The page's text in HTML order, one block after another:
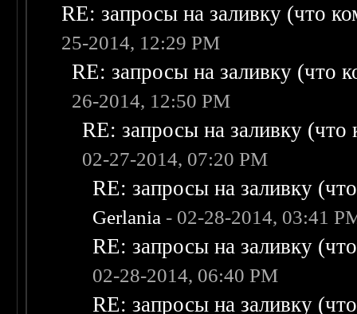
RE: запросы на заливку (что
25-2014, 12:29 PM
RE: запросы на заливку (что
26-2014, 12:50 PM
RE: запросы на заливку
02-27-2014, 07:20 PM
RE: запросы на заливку
Gerlania - 02-28-2014, 03:41
RE: запросы на заливку
02-28-2014, 06:40 PM
RE: запросы на заливку